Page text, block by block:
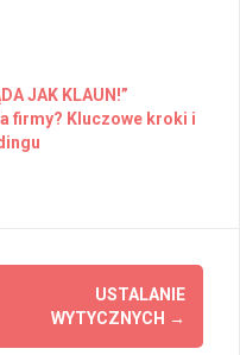
JAK KLAUN!”
firmy? Kluczowe kroki i
USTALANIE
WYTYCZNYCH →